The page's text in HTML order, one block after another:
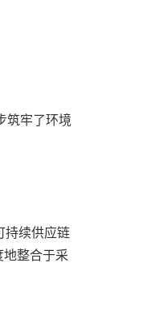
筑牢了环境
持续供应链
整合于采